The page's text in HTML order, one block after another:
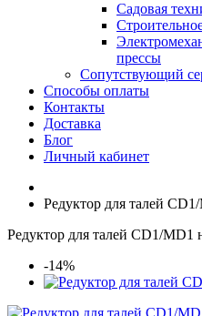
Садовая
прессы
Сопутствующий
Способы оплаты
Контакты
Доставка
Блог
Личный кабинет
Редуктор для талей
Редуктор для талей CD1/MD1
-14%